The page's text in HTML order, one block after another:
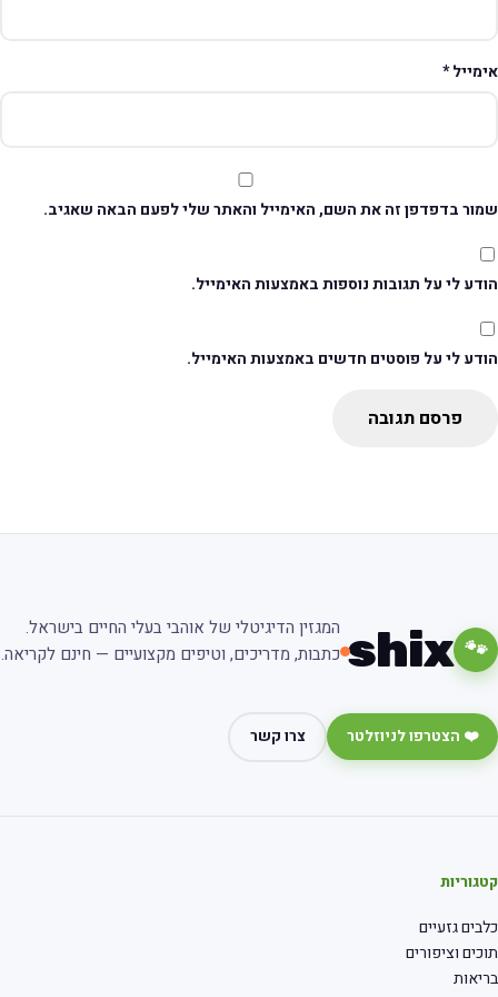
*
בדפדפן זה את השם, האימייל והאתר שלי לפעם הבאה שאגיב.
לי על תגובות נוספות באמצעות האימייל.
לי על פוסטים חדשים באמצעות האימייל.
פרסם תגובה
🐾
shix
המגזין הדיגיטלי של אוהבי בעלי החיים בישראל.
כתבות, מדריכים, וטיפים מקצועיים — חינם לקריאה.
❤️ הצטרפו לניוזלטר צרו קשר
גזעיים
וציפורים